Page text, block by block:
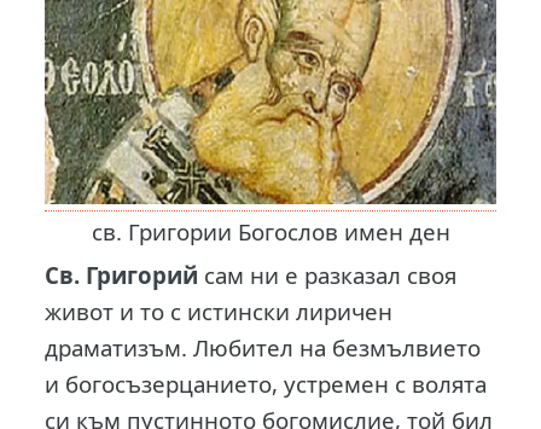
св. Григории Богослов имен ден
Св. Григорий сам ни е разказал своя
живот и то с истински лиричен
драматизъм. Любител на безмълвието
и богосъзерцанието, устремен с волята
си към пустинното богомислие, той бил